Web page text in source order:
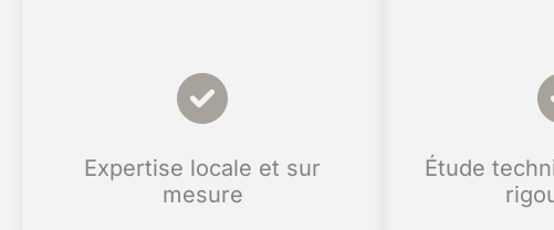
Expertise locale et sur
mesure
Étude